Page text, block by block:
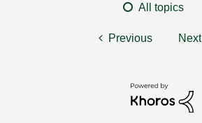
All topics
Previous Next